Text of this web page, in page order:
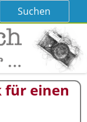
für einen